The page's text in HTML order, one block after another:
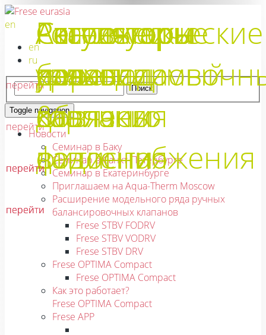
en
en
ru
Toggle navigation
Новости
Семинар в Баку
Семинар в Санкт-Петербурге
Семинар в Екатеринбурге
Приглашаем на Aqua-Therm Moscow
Расширение модельного ряда ручных
балансировочных клапанов
Frese STBV FODRV
Frese STBV VODRV
Frese STBV DRV
Frese OPTIMA Compact
Frese OPTIMA Compact
Как это работает?
Frese OPTIMA Compact
Frese APP
Аксессуары
Регуляторы
для
горячего
водоснабжения
перейти
Аксессуары
перейти
Регуляторы
расхода
перейти
Регуляторы
перепада
давления
перейти
Регулятор
независимый
от
давления
перейти
Сантехнические
краны
&
фитинги
перейти
Статические
клапаны
перейти
Готовые
узлы
обвязки
перейти